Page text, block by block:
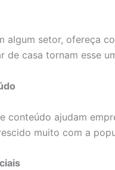
algum setor, ofereça
de casa tornam esse
conteúdo ajudam
muito com a